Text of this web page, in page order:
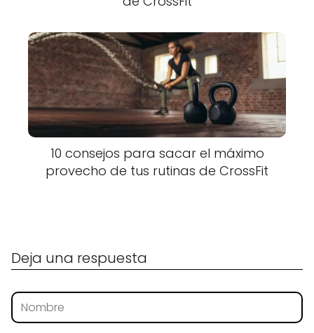
10 consejos para sacar el máximo
provecho de tus rutinas de CrossFit
Deja una respuesta